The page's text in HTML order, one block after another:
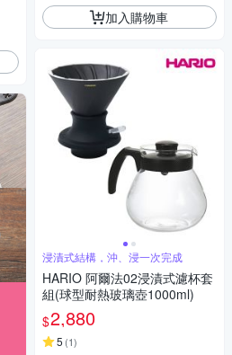
加入購物車
浸漬式結構，沖、浸一次完成
HARIO 阿爾法02浸漬式濾杯套
組(球型耐熱玻璃壺1000ml)
$2,880
5 (1)